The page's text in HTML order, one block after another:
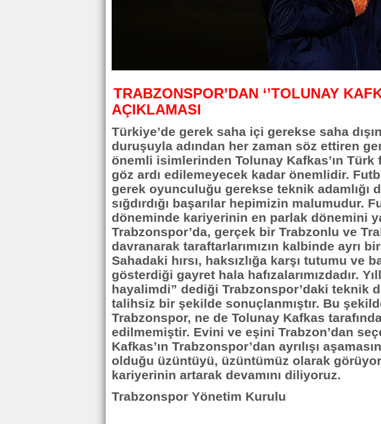
TRABZONSPOR’DAN ‘’TOLUNAY
AÇIKLAMASI
Türkiye’de gerek saha içi gerekse saha
duruşuyla adından her zaman söz ettiren
önemli isimlerinden Tolunay Kafkas’ın
göz ardı edilemeyecek kadar önemlidir.
gerek oyunculuğu gerekse teknik adamlığı
sığdırdığı başarılar hepimizin malumudur.
döneminde kariyerinin en parlak dönemini
Trabzonspor’da, gerçek bir Trabzonlu ve
davranarak taraftarlarımızın kalbinde ayrı
Sahadaki hırsı, haksızlığa karşı tutumu ve
gösterdiği gayret hala hafızalarımızdadır.
hayalimdi” dediği Trabzonspor’daki teknik
talihsiz bir şekilde sonuçlanmıştır. Bu
Trabzonspor, ne de Tolunay Kafkas
edilmemiştir. Evini ve eşini Trabzon’dan
Kafkas’ın Trabzonspor’dan ayrılışı
olduğu üzüntüyü, üzüntümüz olarak görüyor
kariyerinin artarak devamını diliyoruz.
Trabzonspor Yönetim Kurulu